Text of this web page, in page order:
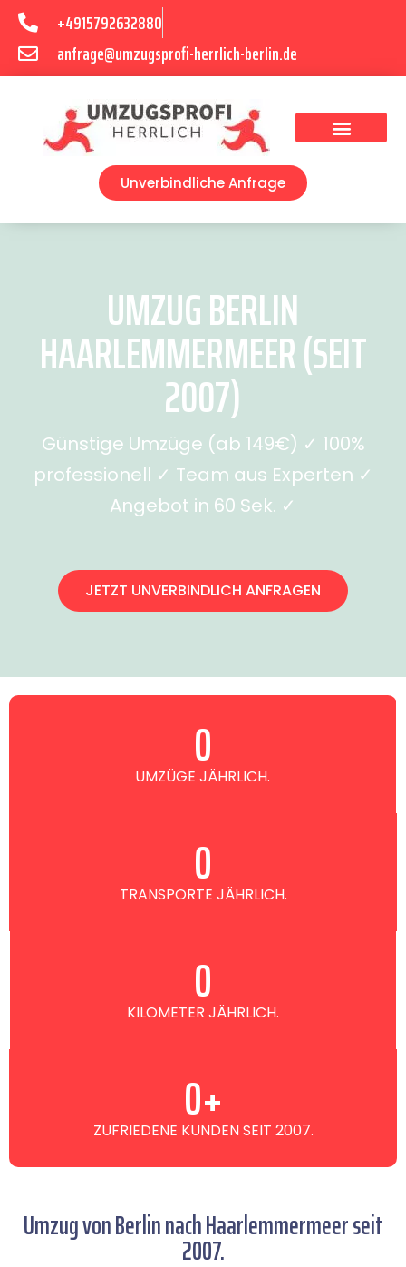
+4915792632880
anfrage@umzugsprofi-herrlich-berlin.de
Unverbindliche Anfrage
UMZUG BERLIN
HAARLEMMERMEER (SEIT
2007)
Günstige Umzüge (ab 149€) ✓ 100%
professionell ✓ Team aus Experten ✓
Angebot in 60 Sek. ✓
JETZT UNVERBINDLICH ANFRAGEN
UMZÜGE JÄHRLICH.
0
TRANSPORTE JÄHRLICH.
0
KILOMETER JÄHRLICH.
0
ZUFRIEDENE KUNDEN SEIT 2007.
0+
Umzug von Berlin nach Haarlemmermeer seit
2007.